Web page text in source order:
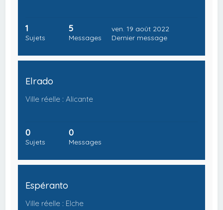
1
Sujets
5
Messages
ven. 19 août 2022
Dernier message
Elrado
Ville réelle : Alicante
0
Sujets
0
Messages
Espéranto
Ville réelle : Elche